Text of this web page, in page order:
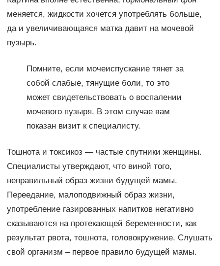
меняется, жидкости хочется употреблять больше,
да и увеличивающаяся матка давит на мочевой
пузырь.
Помните, если мочеиспускание тянет за
собой слабые, тянущие боли, то это
может свидетельствовать о воспалении
мочевого пузыря. В этом случае вам
показан визит к специалисту.
Тошнота и токсикоз — частые спутники женщины.
Специалисты утверждают, что виной того,
неправильный образ жизни будущей мамы.
Переедание, малоподвижный образ жизни,
употребление газированных напитков негативно
сказываются на протекающей беременности, как
результат рвота, тошнота, головокружение. Слушать
свой организм – первое правило будущей мамы.